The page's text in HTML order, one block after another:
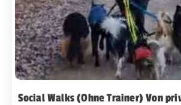
Social Walks (Ohne Trainer) Von